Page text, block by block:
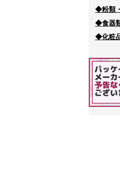
◆粉類
◆食器
◆化粧